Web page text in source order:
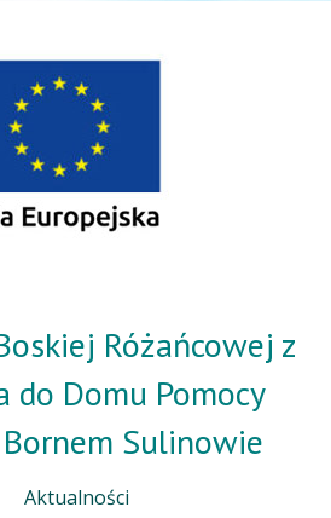
Różańcowej z
do Domu Pomocy
Sulinowie
Aktualności